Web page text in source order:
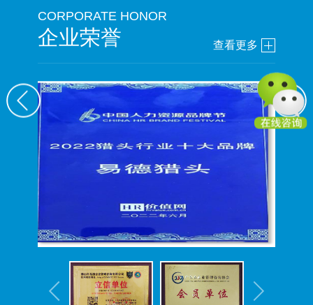
CORPORATE HONOR
企业荣誉 查看更多